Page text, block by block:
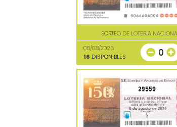
SORTEO DE LOTERIA
08/08/2026
16 DISPONIBLES 0
29559